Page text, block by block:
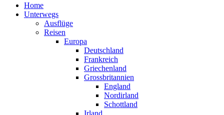
Home
Unterwegs
Ausflüge
Reisen
Europa
Deutschland
Frankreich
Griechenland
Grossbritannien
England
Nordirland
Schottland
Irland